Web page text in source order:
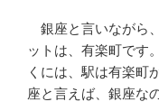
銀座と言いながら
ットは、有楽町です
くには、駅は有楽町
座と言えば、銀座な